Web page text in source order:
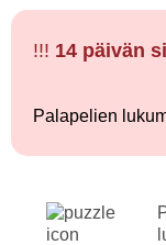
!!! 14 päivän
Palapelien